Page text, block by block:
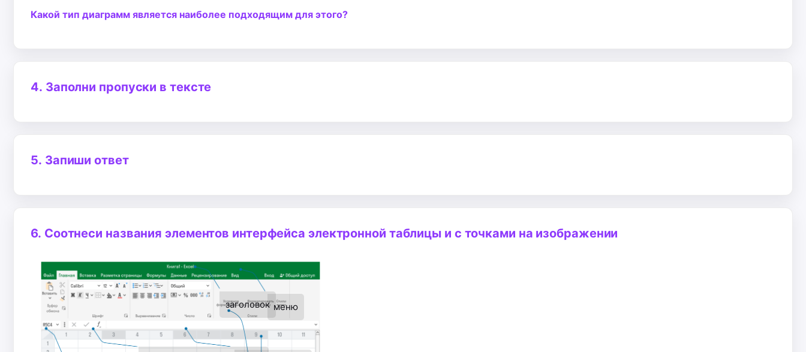
Какой тип диаграмм является наиболее подходящим для этого?
4. Заполни пропуски в тексте
5. Запиши ответ
6. Соотнеси названия элементов интерфейса электронной таблицы и с точками на изображении
заголовок меню